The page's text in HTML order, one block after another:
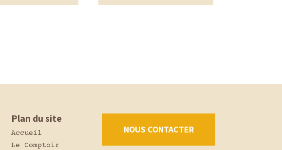
Plan du site
Accueil
Le Comptoir
NOUS CONTACTER